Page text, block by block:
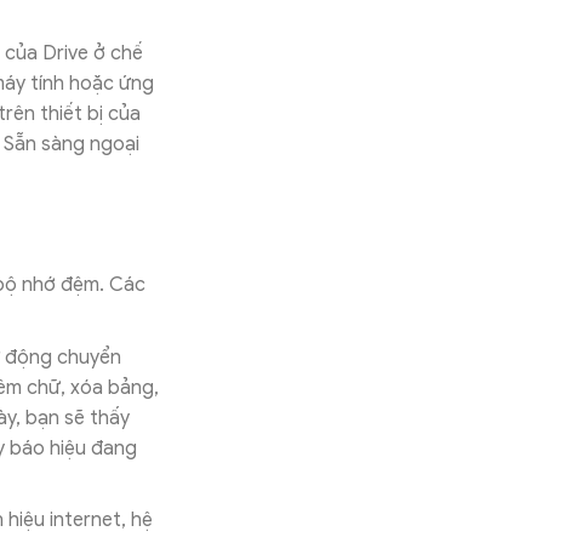
Drive ở chế
tính hoặc ứng
thiết bị của
sàng ngoại
nhớ đệm. Các
chuyển
chữ, xóa bảng,
bạn sẽ thấy
hiệu đang
hiệu internet, hệ